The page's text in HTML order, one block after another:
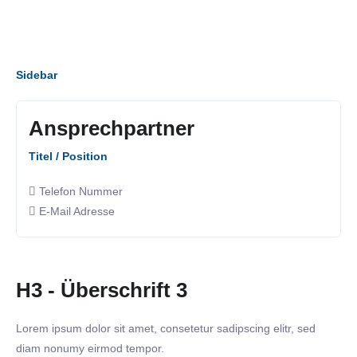
Sidebar
Ansprechpartner
Titel / Position
Telefon Nummer
E-Mail Adresse
H3 - Überschrift 3
Lorem ipsum dolor sit amet, consetetur sadipscing elitr, sed
diam nonumy eirmod tempor.